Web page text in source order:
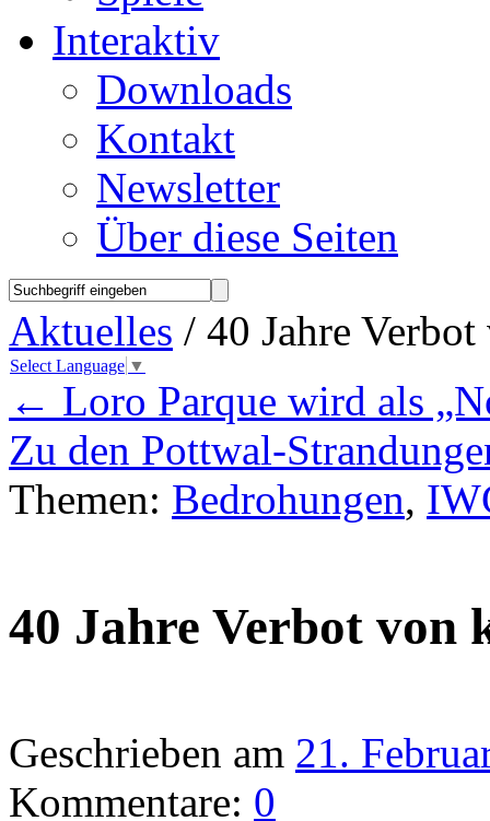
Interaktiv
Downloads
Kontakt
Newsletter
Über diese Seiten
Aktuelles / 40 Jahre
Select Language ▼
← Loro Parque wird als
Zu den Pottwal-
Themen: Bedrohungen,
40 Jahre Verbot von
Geschrieben am 21.
Kommentare: 0